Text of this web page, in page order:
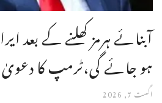
آبنائے ہرمز کھلنے کے بعد
ہو جائے گی،ٹرمپ کا دعویٰ
اگست 7, 2026